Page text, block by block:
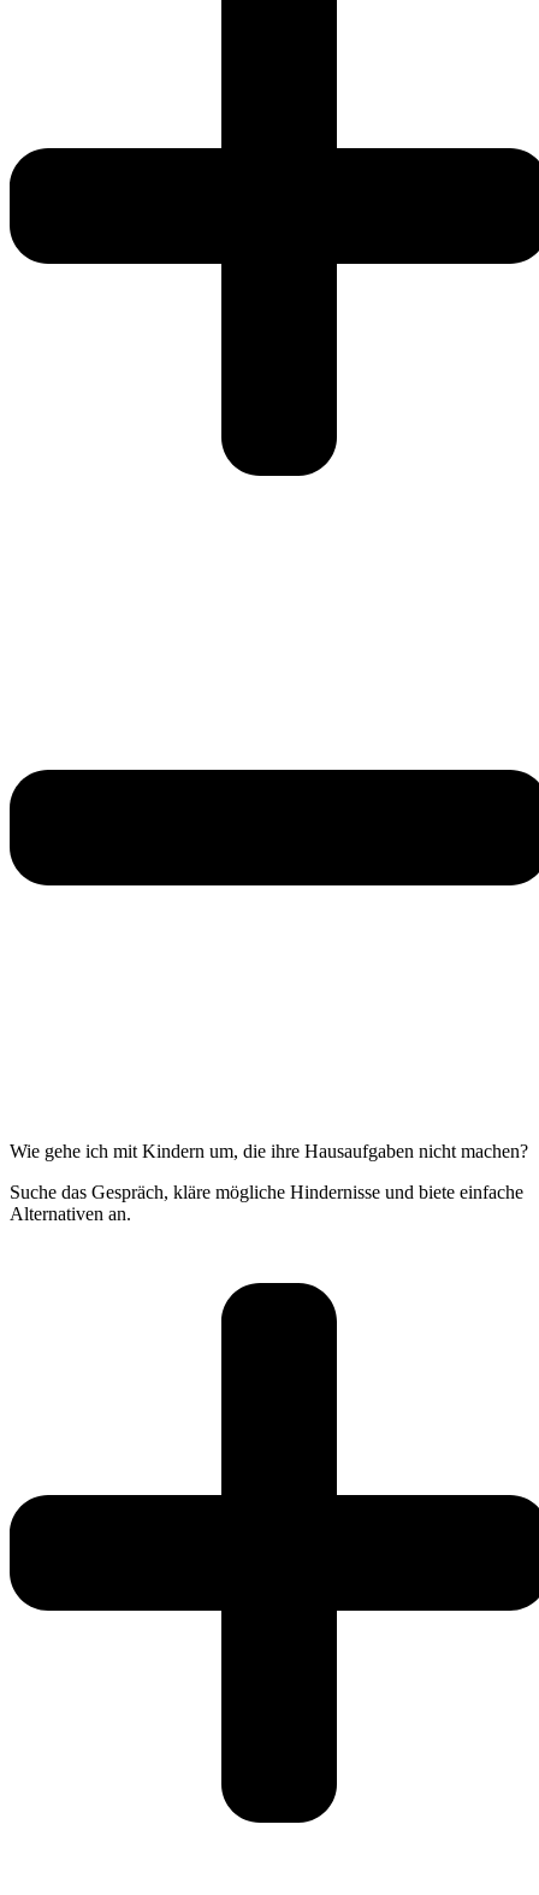
Wie gehe ich mit Kindern um, die ihre Hausaufgaben nicht machen?
Suche das Gespräch, kläre mögliche Hindernisse und biete einfache
Alternativen an.